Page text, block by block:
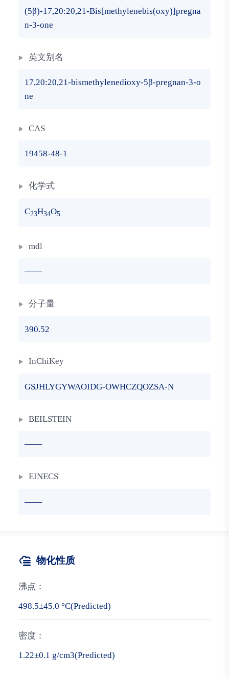
(5β)-17,20:20,21-Bis[methylenebis(oxy)]pregna
n-3-one
英文别名
17,20:20,21-bismethylenedioxy-5β-pregnan-3-o
ne
CAS
19458-48-1
化学式
C23H34O5
mdl
——
分子量
390.52
InChiKey
GSJHLYGYWAOIDG-OWHCZQOZSA-N
BEILSTEIN
——
EINECS
——
物化性质
沸点：
498.5±45.0 °C(Predicted)
密度：
1.22±0.1 g/cm3(Predicted)